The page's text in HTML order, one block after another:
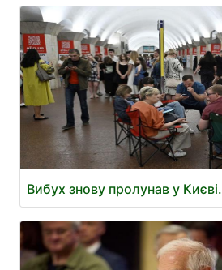
Вибух знову пролунав у Києві.